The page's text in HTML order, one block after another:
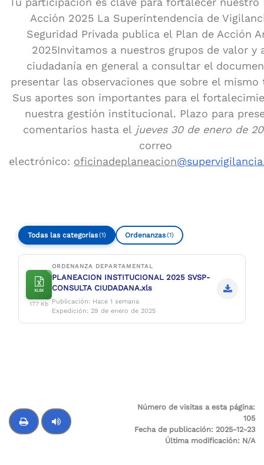
Acción 2025 La Superintendencia de
Seguridad Privada publica el Plan de Acción
2025Invitamos a nuestros grupos de valor y
ciudadanía en general a consultar el
presentar las observaciones que sobre el mismo
Sus aportes son importantes para el
nuestra gestión institucional. Plazo para
comentarios hasta el jueves 30 de enero de
correo
electrónico: oficinadeplaneacion
Todas las categorías(1) Ordenanzas(1)
XLSX
177 Kb
ORDENANZA DEPARTAMENTAL
PLANEACION INSTITUCIONAL 2025 SVSP-
CONSULTA CIUDADANA.xls
Publicación: Hace 1 semana
Expedición: 29 de enero de 2025
Número de visitas a esta página:
105
Fecha de publicación: 2025-12-23
Última modificación: N/A